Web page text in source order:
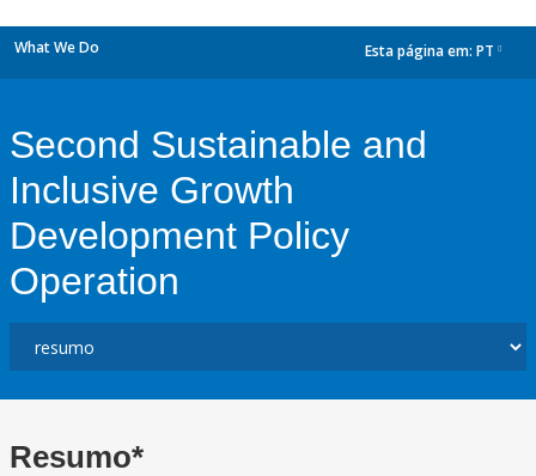
What We Do Esta página em: PT
Second Sustainable and
Inclusive Growth
Development Policy
Operation
Resumo*